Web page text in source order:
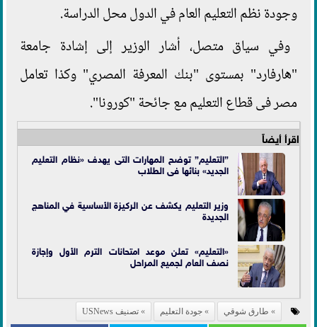
وجودة نظم التعليم العام في الدول محل الدراسة.
وفي سياق متصل، أشار الوزير إلى إشادة جامعة
"هارفارد" بمستوى "بنك المعرفة المصري" وكذا تعامل
مصر فى قطاع التعليم مع جائحة "كورونا".
اقرأ أيضاً
”التعليم” توضح المهارات التى يهدف «نظام التعليم
الجديد» بنائها فى الطلاب
وزير التعليم يكشف عن الركيزة الأساسية في المناهج
الجديدة
«التعليم» تعلن موعد امتحانات الترم الأول وإجازة
نصف العام لجميع المراحل
طارق شوقي جودة التعليم تصنيف USNews